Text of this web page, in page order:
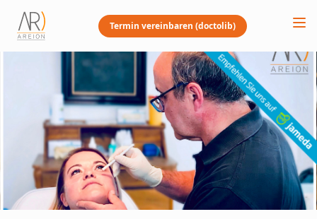
Termin vereinbaren (doctolib)